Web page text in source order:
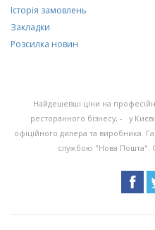
Історія замовлень
Закладки
Розсилка новин
Найдешевші ціни на
ресторанного бізнесу, - у Києві
офіційного дилера та виробника.
службою "Нова Пошта".